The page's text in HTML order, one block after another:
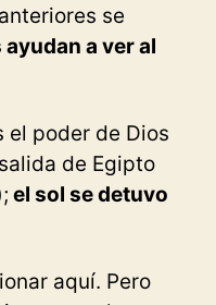
se
a ver al
el poder de Dios
de Egipto
el sol se detuvo
aquí. Pero